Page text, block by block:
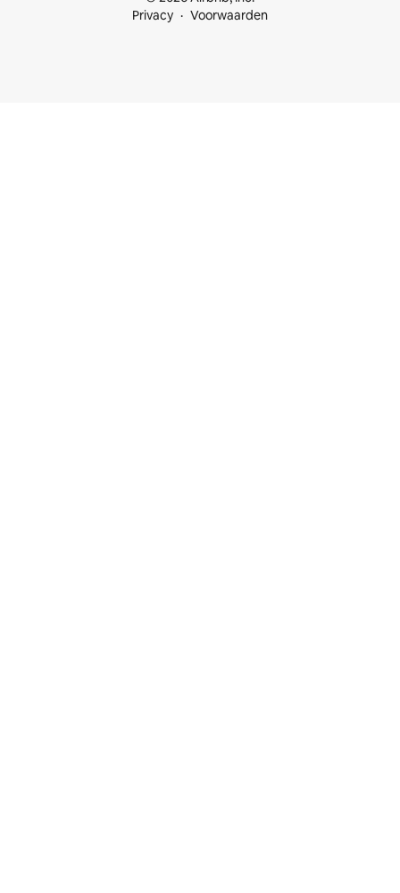
Privacy
Voorwaarden